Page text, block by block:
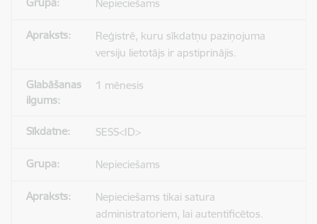
Nepieciešams
Reģistrē, kuru sīkdatņu paziņojuma
versiju lietotājs ir apstiprinājis.
1 mēnesis
SESS<ID>
Nepieciešams
Nepieciešams tikai satura
administratoriem, lai autentificētos.